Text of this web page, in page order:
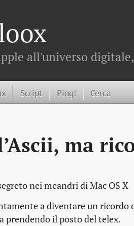
all'universo
Script Ping! Cerca
ma
nei meandri di Mac OS X
a diventare un
prendendo il posto del telex.